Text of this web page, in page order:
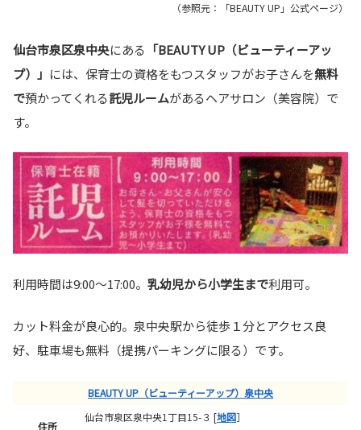
（参照元：「BEAUTY UP」公式ページ）
仙台市泉区泉中央にある
「BEAUTY UP（ビューティーアッ
プ）」 には、保育士の資格をもつスタッフがお子さんを無料
で預かってくれる託児ルームがあるヘアサロン（美容院）で
す。
利用時間は9:00～17:00。 乳幼児から小学生まで利用可。
カット料金が良心的。泉中央駅から徒歩１分とアクセス良
好、駐車場も無料（提携パーキングに限る）です。
BEAUTY UP（ビューティーアップ）泉中央
住所
仙台市泉区泉中央1丁目15-３ [地図］